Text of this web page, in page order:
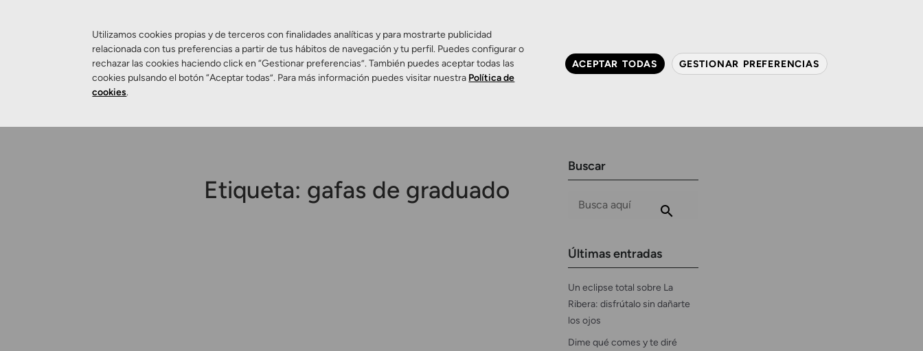
Salud Visual Ojo seco Control de miopía Contactología avanzada Audiología Gafas y mucho más
Etiqueta: gafas de graduado
Buscar
Últimas entradas
Un eclipse total sobre La
Ribera: disfrútalo sin dañarte
los ojos
Dime qué comes y te diré
Utilizamos cookies propias y de terceros con finalidades analíticas y para mostrarte publicidad
relacionada con tus preferencias a partir de tus hábitos de navegación y tu perfil. Puedes configurar o
rechazar las cookies haciendo click en “Gestionar preferencias”. También puedes aceptar todas las
cookies pulsando el botón “Aceptar todas”. Para más información puedes visitar nuestra Política de
cookies.
ACEPTAR TODAS GESTIONAR PREFERENCIAS